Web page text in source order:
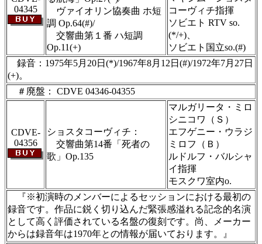
04345
ヴァイオリン協奏曲 ホ短
調 Op.64(#)/
交響曲第１番 ハ短調
Op.11(+)
コーヴィチ指揮
ソビエト RTV so.
(*/+)、
ソビエト国立so.(#)
録音：1975年5月20日(*)/1967年8月12日(#)/1972年7月27日
(+)。
＃廃盤： CDVE 04346-04355
CDVE-
04356
ショスタコーヴィチ：
交響曲第14番「死者の
歌」Op.135
マルガリータ・ミロ
シニコワ（Ｓ）
エフゲニー・ウラジ
ミロフ（Ｂ）
ルドルフ・バルシャ
イ指揮
モスクワ室内o.
『※初演時のメンバーによるセッションにおける最初の
録音です。作品に鋭く切り込んだ緊張感溢れる記念的名演
として高く評価されている名盤の復刻です。尚、メーカー
からは録音年は1970年との情報が届いております。』